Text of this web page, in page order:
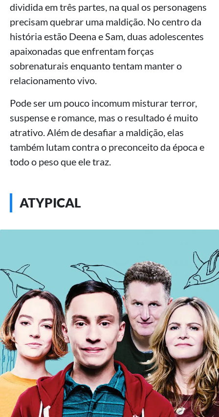
dividida em três partes, na qual os personagens
precisam quebrar uma maldição. No centro da
história estão Deena e Sam, duas adolescentes
apaixonadas que enfrentam forças
sobrenaturais enquanto tentam manter o
relacionamento vivo.
Pode ser um pouco incomum misturar terror,
suspense e romance, mas o resultado é muito
atrativo. Além de desafiar a maldição, elas
também lutam contra o preconceito da época e
todo o peso que ele traz.
ATYPICAL